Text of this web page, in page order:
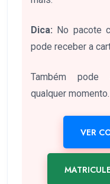
Dica: No pacote
pode receber a
Também pode
qualquer momento.
VER